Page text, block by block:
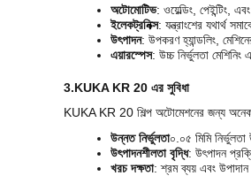
অটোমোটিভ: ওয়েল্ডিং, পেইন্টিং,
ইলেকট্রনিক্স: যন্ত্রাংশের যথার্থ
উৎপাদন: উপকরণ হ্যান্ডলিং,
এয়ারস্পেস: উচ্চ নির্ভুলতা মেশিনিং
3.KUKA KR 20 এর সুবিধা
KUKA KR 20 শিল্প অটোমেশনের জন্য অনেক
উন্নত নির্ভুলতা০.০৫ মিমি
উৎপাদনশীলতা বৃদ্ধি: উৎপাদন
খরচ দক্ষতা: শ্রম ব্যয় এবং